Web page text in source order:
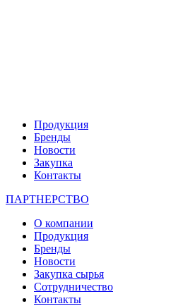
Продукция
Бренды
Новости
Закупка
Контакты
ПАРТНЕРСТВО
О компании
Продукция
Бренды
Новости
Закупка сырья
Сотрудничество
Контакты